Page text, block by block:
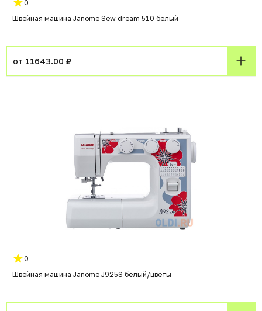
0
Швейная машина Janome Sew dream 510 белый
от 11643.00 ₽
0
Швейная машина Janome J925S белый/цветы